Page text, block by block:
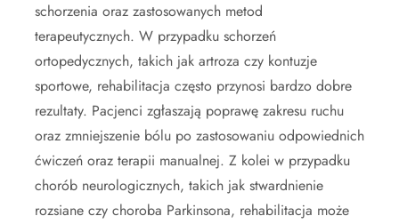
schorzenia oraz zastosowanych metod
terapeutycznych. W przypadku schorzeń
ortopedycznych, takich jak artroza czy kontuzje
sportowe, rehabilitacja często przynosi bardzo dobre
rezultaty. Pacjenci zgłaszają poprawę zakresu ruchu
oraz zmniejszenie bólu po zastosowaniu odpowiednich
ćwiczeń oraz terapii manualnej. Z kolei w przypadku
chorób neurologicznych, takich jak stwardnienie
rozsiane czy choroba Parkinsona, rehabilitacja może